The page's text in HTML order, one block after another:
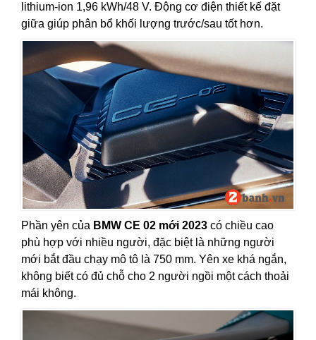
lithium-ion 1,96 kWh/48 V. Động cơ điện thiết kế đặt
giữa giúp phân bổ khối lượng trước/sau tốt hơn.
Phần yên của BMW CE 02 mới 2023 có chiều cao
phù hợp với nhiều người, đặc biệt là những người
mới bắt đầu chạy mô tô là 750 mm. Yên xe khá ngắn,
không biết có đủ chỗ cho 2 người ngồi một cách thoải
mái không.